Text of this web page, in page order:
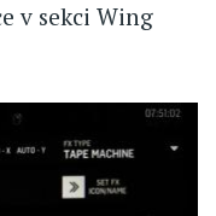
v sekci Wing